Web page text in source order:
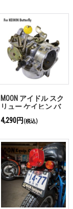
MOON アイドル スク
リュー ケイヒン バ
タフライ キャブ用
4,290円 (税込)